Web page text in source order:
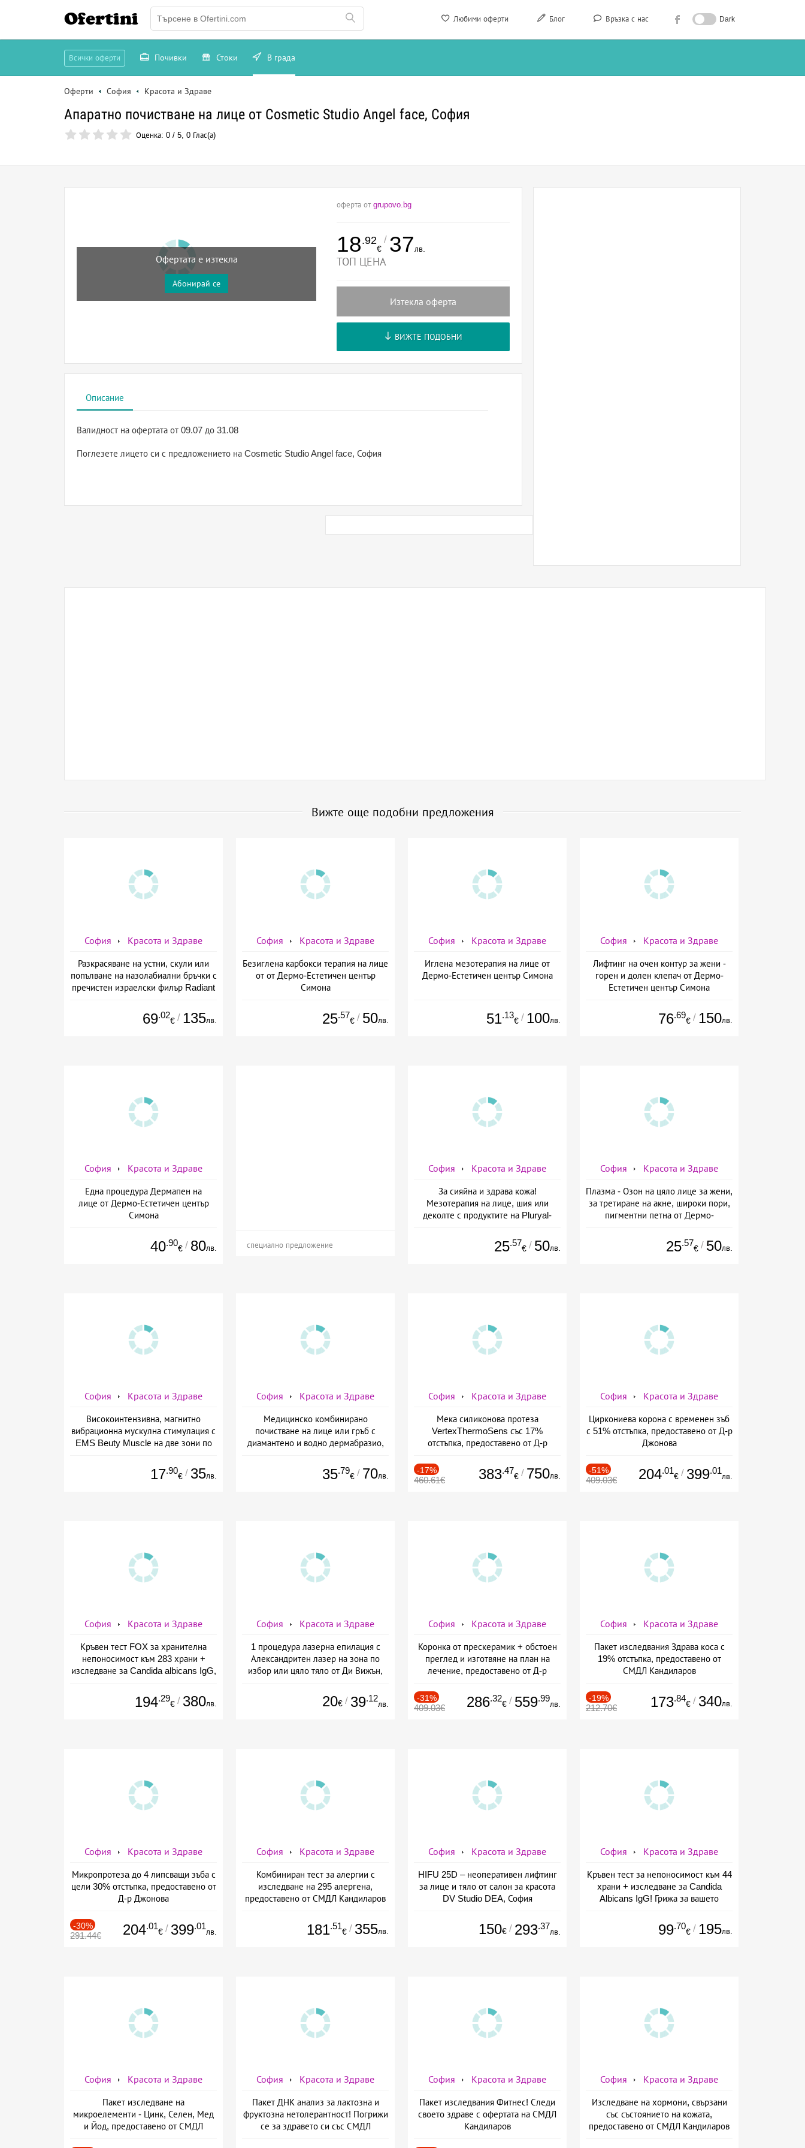
Любими оферти Блог Връзка с нас Dark
Ofertini
Всички оферти Почивки Стоки В града
Оферти София Красота и Здраве
Апаратно почистване на лице от Cosmetic Studio Angel face, София
Оценка: 0 / 5, 0 Глас(а)
Офертата е изтекла
Абонирай се
оферта от grupovo.bg
18.92
€
/ 37лв.
ТОП ЦЕНА
Изтекла оферта
ВИЖТЕ ПОДОБНИ
Описание
Валидност на офертата от 09.07 до 31.08
Поглезете лицето си с предложението на Cosmetic Studio Angel face, София
Вижте още подобни предложения
София Красота и Здраве
Разкрасяване на устни, скули или
попълване на назолабиални бръчки с
пречистен израелски филър Radiant
69.02
€ / 135лв.
София Красота и Здраве
Безиглена карбокси терапия на лице
от от Дермо-Естетичен център
Симона
25.57
€ / 50лв.
София Красота и Здраве
Иглена мезотерапия на лице от
Дермо-Естетичен център Симона
51.13
€ / 100лв.
София Красота и Здраве
Лифтинг на очен контур за жени -
горен и долен клепач от Дермо-
Естетичен център Симона
76.69
€ / 150лв.
София Красота и Здраве
Една процедура Дермапен на
лице от Дермо-Естетичен център
Симона
40.90
€ / 80лв. специално предложение
София Красота и Здраве
За сияйна и здрава кожа!
Мезотерапия на лице, шия или
деколте с продуктите на Pluryal-
Естетичен център Симона
25.57
€ / 50лв.
София Красота и Здраве
Плазма - Озон на цяло лице за жени,
за третиране на акне, широки пори,
пигментни петна от Дермо-
25.57
€ / 50лв.
София Красота и Здраве
Високоинтензивна, магнитно
вибрационна мускулна стимулация с
EMS Beuty Musclе на две зони по
Естетичен център Симона
17.90
€ / 35лв.
София Красота и Здраве
Медицинско комбинирано
почистване на лице или гръб с
диамантено и водно дермабразио,
Естетичен център Симона
35.79
€ / 70лв.
София Красота и Здраве
Мека силиконова протеза
VertexThermoSens със 17%
отстъпка, предоставено от Д-р
-17%
460.61€ 383.47
€ / 750лв.
София Красота и Здраве
Циркониева корона с временен зъб
с 51% отстъпка, предоставено от Д-р
Джонова
-51%
409.03€ 204.01
€ / 399.01
лв.
София Красота и Здраве
Кръвен тест FOX за хранителна
непоносимост към 283 храни +
изследване за Candida albicans IgG,
194.29
€ / 380лв.
София Красота и Здраве
1 процедура лазерна епилация с
Александритен лазер на зона по
избор или цяло тяло от Ди Вижън,
20€ / 39.12
лв.
София Красота и Здраве
Коронка от прескерамик + обстоен
преглед и изготвяне на план на
лечение, предоставено от Д-р
-31%
409.03€ 286.32
€ / 559.99
лв.
София Красота и Здраве
Пакет изследвания Здрава коса с
19% отстъпка, предоставено от
СМДЛ Кандиларов
-19%
212.70€ 173.84
€ / 340лв.
София Красота и Здраве
Микропротезa до 4 липсващи зъба с
цели 30% отстъпка, предоставено от
Д-р Джонова
-30%
291.44€ 204.01
€ / 399.01
лв.
София Красота и Здраве
Комбиниран тест за алергии с
изследване на 295 алергена,
предоставено от СМДЛ Кандиларов
181.51
€ / 355лв.
София Красота и Здраве
HIFU 25D – неоперативен лифтинг
за лице и тяло от салон за красота
DV Studio DEA, София
150€ / 293.37
лв.
София Красота и Здраве
Кръвен тест за непоносимост към 44
храни + изследване за Candida
Albicans IgG! Грижа за вашето
99.70
€ / 195лв.
София Красота и Здраве
Пакет изследване на
микроелементи - Цинк, Селен, Мед
и Йод, предоставено от СМДЛ
София Красота и Здраве
Пакет ДНК анализ за лактозна и
фруктозна нетолерантност! Погрижи
се за здравето си със СМДЛ
София Красота и Здраве
Пакет изследвания Фитнес! Следи
своето здраве с офертата на СМДЛ
Кандиларов
София Красота и Здраве
Изследване на хормони, свързани
със състоянието на кожата,
предоставено от СМДЛ Кандиларов